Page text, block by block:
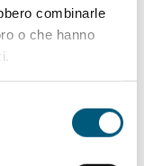
combinarle
o che hanno